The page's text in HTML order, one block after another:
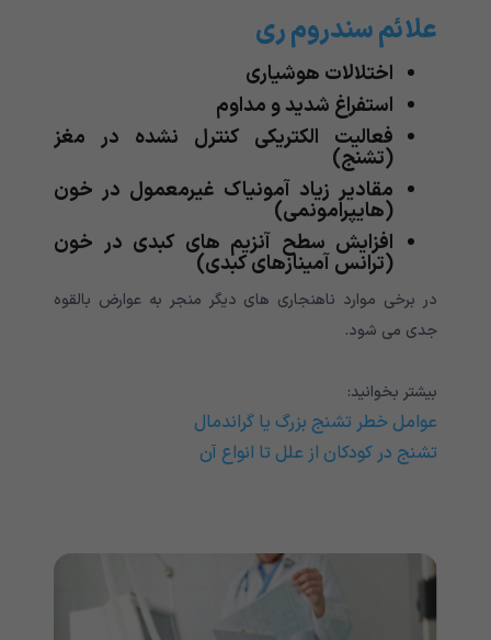
علائم سندروم ری
اختلالات هوشیاری
استفراغ شدید و مداوم
فعالیت الکتریکی کنترل نشده در مغز
(تشنج)
مقادیر زیاد آمونیاک غیرمعمول در خون
(هایپرامونمی)
افزایش سطح آنزیم های کبدی در خون
(ترانس آمینازهای کبدی)
در برخی موارد ناهنجاری های دیگر منجر به عوارض بالقوه
جدی می شود.
بیشتر بخوانید:
عوامل خطر تشنج بزرگ یا گراندمال
تشنج در کودکان از علل تا انواع آن